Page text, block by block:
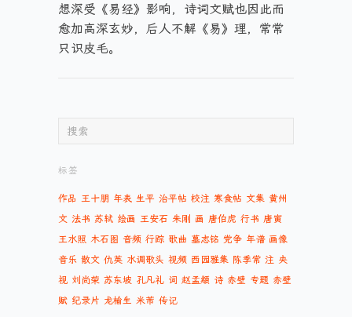
想深受《易经》影响，诗词文赋也因此而
愈加高深玄妙，后人不解《易》理，常常
只识皮毛。
标签
作品 王十朋 年表 生平 治平帖 校注 寒食帖 文集 黄州
文 法书 苏轼 绘画 王安石 朱刚 画 唐伯虎 行书 唐寅
王水照 木石图 音频 行踪 歌曲 墓志铭 党争 年谱 画像
音乐 散文 仇英 水调歌头 视频 西园雅集 陈季常 注 央
视 刘尚荣 苏东坡 孔凡礼 词 赵孟頫 诗 赤壁 专题 赤壁
赋 纪录片 龙榆生 米芾 传记